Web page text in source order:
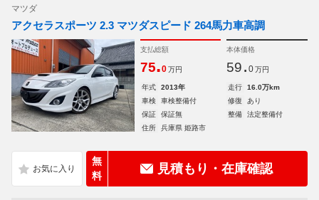
マツダ
アクセラスポーツ 2.3 マツダスピード 264馬力車高調
支払総額
75.0 万円
本体価格
59. 0 万円
年式 2013年 走行
16.0万km
車検
車検整備付 修復
あり
保証
保証無 整備
法定整備付
住所
兵庫県 姫路市
無
料
見積もり・在庫確認